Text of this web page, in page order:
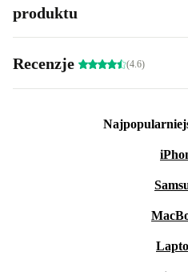
produktu
Recenzje (4.6)